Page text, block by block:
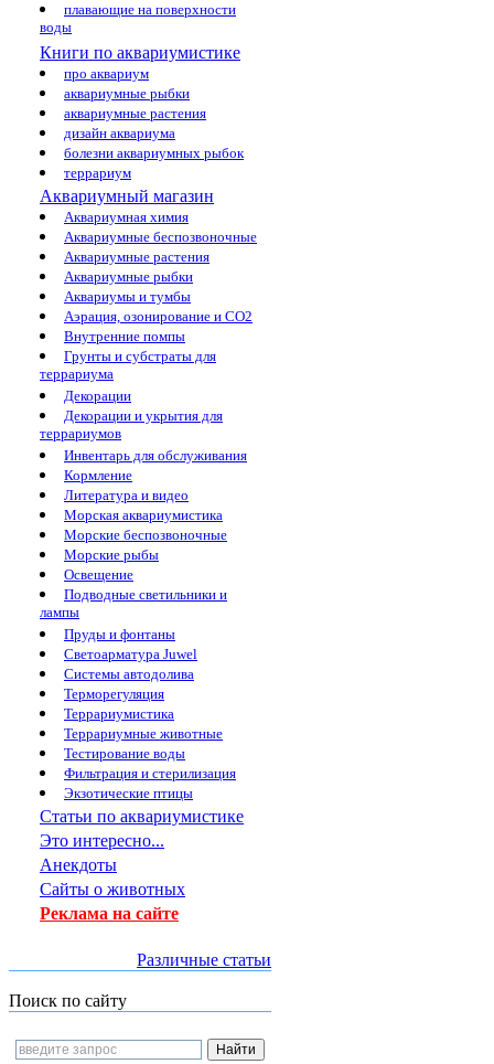
плавающие на поверхности
воды
Книги по аквариумистике
про аквариум
аквариумные рыбки
аквариумные растения
дизайн аквариума
болезни аквариумных рыбок
террариум
Аквариумный магазин
Аквариумная химия
Аквариумные беспозвоночные
Аквариумные растения
Аквариумные рыбки
Аквариумы и тумбы
Аэрация, озонирование и CO2
Внутренние помпы
Грунты и субстраты для
террариума
Декорации
Декорации и укрытия для
террариумов
Инвентарь для обслуживания
Кормление
Литература и видео
Морская аквариумистика
Морские беспозвоночные
Морские рыбы
Освещение
Подводные светильники и
лампы
Пруды и фонтаны
Светоарматура Juwel
Системы автодолива
Терморегуляция
Террариумистика
Террариумные животные
Тестирование воды
Фильтрация и стерилизация
Экзотические птицы
Статьи по аквариумистике
Это интересно...
Анекдоты
Сайты о животных
Реклама на сайте
Различные статьи
Поиск по сайту